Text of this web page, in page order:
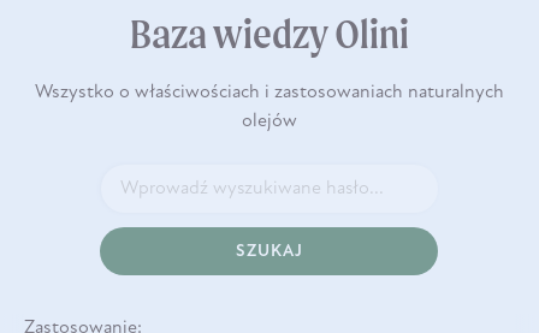
Baza wiedzy Olini
Wszystko o właściwościach i zastosowaniach naturalnych
olejów
SZUKAJ
Zastosowanie: